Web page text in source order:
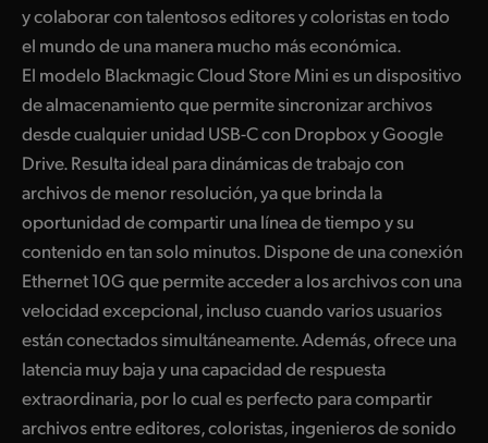
Italy
Japan
Korea
Mexico
Netherlands
New Zealand
Norway
y colaborar con talentosos editores y coloristas en todo
el mundo de una manera mucho más económica.
El modelo Blackmagic Cloud Store Mini es un dispositivo
de almacenamiento que permite sincronizar archivos
desde cualquier unidad USB-C con Dropbox y Google
Drive. Resulta ideal para dinámicas de trabajo con
archivos de menor resolución, ya que brinda la
oportunidad de compartir una línea de tiempo y su
contenido en tan solo minutos. Dispone de una conexión
Ethernet 10G que permite acceder a los archivos con una
velocidad excepcional, incluso cuando varios usuarios
están conectados simultáneamente. Además, ofrece una
latencia muy baja y una capacidad de respuesta
extraordinaria, por lo cual es perfecto para compartir
archivos entre editores, coloristas, ingenieros de sonido